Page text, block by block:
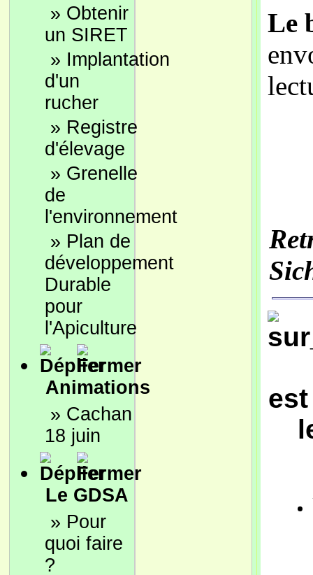
» Obtenir
un SIRET
» Implantation
d'un
rucher
» Registre
d'élevage
» Grenelle
de
l'environnement
» Plan de
développement
Durable
pour
l'Apiculture
Animations
» Cachan
18 juin
Le GDSA
» Pour
quoi faire
?
Le